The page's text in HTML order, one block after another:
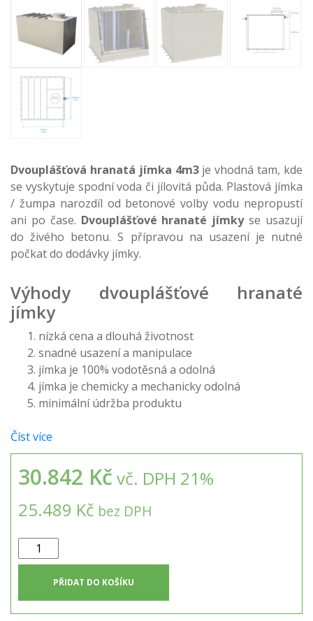
Dvouplášťová hranatá jímka 4m3je vhodná tam, kde
se vyskytuje spodní voda či jílovitá půda. Plastová jímka
/ žumpa narozdíl od betonové volby vodu nepropustí
ani po čase. Dvouplášťové hranaté jímkyse usazují
do živého betonu. S přípravou na usazení je nutné
počkat do dodávky jímky.
Výhody dvouplášťové hranaté
jímky
nízká cena a dlouhá životnost
snadné usazení a manipulace
jímka je 100% vodotěsná a odolná
jímka je chemicky a mechanicky odolná
minimální údržba produktu
Číst více
30.842 Kč vč. DPH 21%
25.489 Kč bez DPH
Dvouplášťová
hranatá
množství
PŘIDAT DO KOŠÍKU